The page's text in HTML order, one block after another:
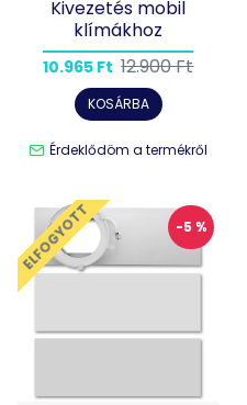
Kivezetés mobil
klímákhoz
10.965 Ft 12.900 Ft
KOSÁRBA
Érdeklődöm a termékről
-5 %
ELFOGYOTT